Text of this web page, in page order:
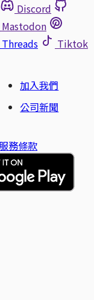
Discord
Mastodon
Threads
Tiktok
加入我們
公司新聞
服務條款